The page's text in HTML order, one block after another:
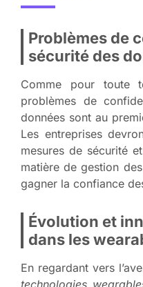
Problèmes de
sécurité des
Comme pour toute
problèmes de
données sont au
Les entreprises
mesures de sécurité
matière de gestion
gagner la confiance
Évolution et
dans les
En regardant vers
technologies